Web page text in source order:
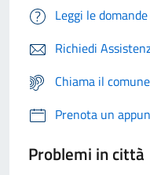
Leggi le
Richiedi
Chiama il
Prenota un
Problemi in città